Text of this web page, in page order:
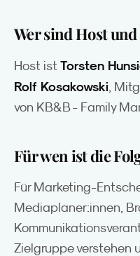
Wer sind Host und
Host ist Torsten
Rolf Kosakowski ,
von KB&B - Family
Für wen ist die
Für Marketing-
Mediaplaner:innen,
Zielgruppe verstehen